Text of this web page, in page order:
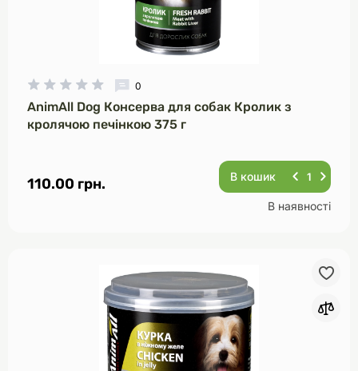
0
AnimAll Dog Консерва для собак Кролик з
кролячою печінкою 375 г
110.00 грн. В кошик
В наявності